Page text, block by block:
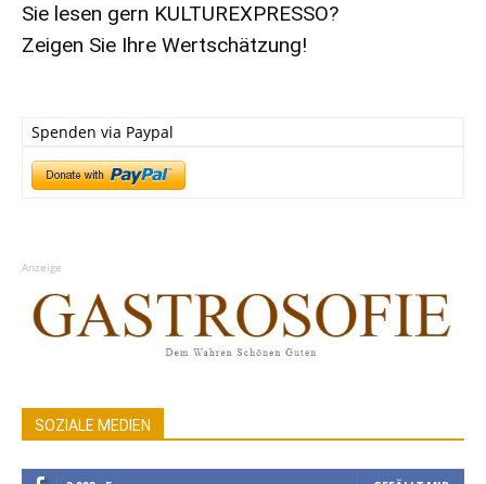
Sie lesen gern KULTUREXPRESSO?
Zeigen Sie Ihre Wertschätzung!
Spenden via Paypal
Anzeige
SOZIALE MEDIEN